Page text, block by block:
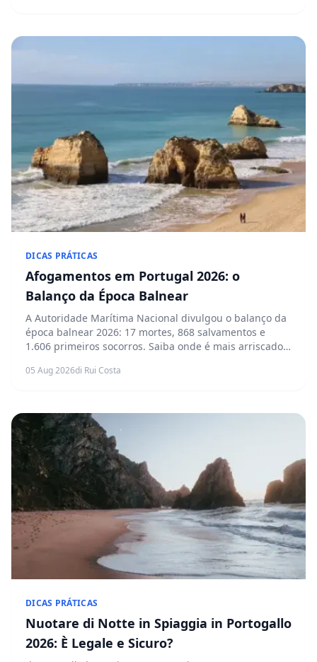
DICAS PRÁTICAS
Afogamentos em Portugal 2026: o
Balanço da Época Balnear
A Autoridade Marítima Nacional divulgou o balanço da
época balnear 2026: 17 mortes, 868 salvamentos e
1.606 primeiros socorros. Saiba onde é mais arriscado
05 Aug 2026di Rui Costa
DICAS PRÁTICAS
Nuotare di Notte in Spiaggia in Portogallo
2026: È Legale e Sicuro?